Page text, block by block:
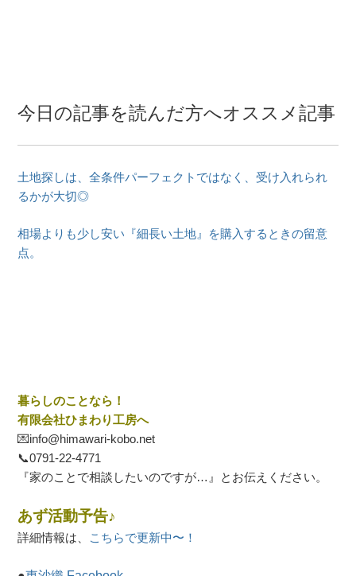
今日の記事を読んだ方へオススメ記事
土地探しは、全条件パーフェクトではなく、受け入れられ
るかが大切◎
相場よりも少し安い『細長い土地』を購入するときの留意
点。
暮らしのことなら！
有限会社ひまわり工房へ
💌info@himawari-kobo.net
📞0791-22-4771
『家のことで相談したいのですが…』とお伝えください。
あず活動予告♪
詳細情報は、 こちらで更新中〜！